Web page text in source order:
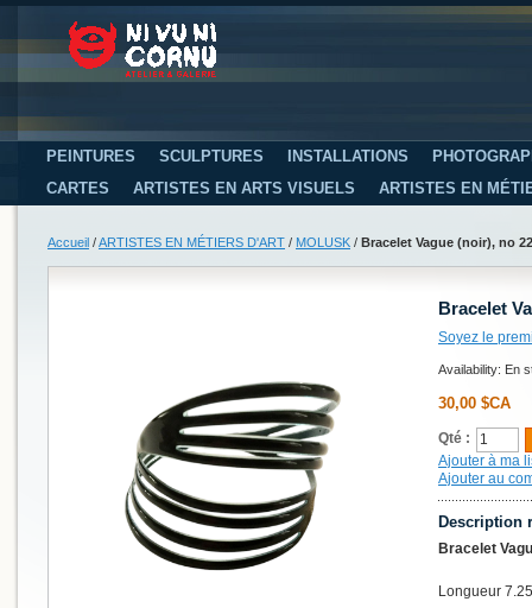
PEINTURES SCULPTURES INSTALLATIONS
CARTES
ARTISTES EN ARTS VISUELS ARTISTES EN
Accueil /ARTISTES EN MÉTIERS D'ART / MOLUSK / Bracelet Vague (noir), no
Bracelet
Soyez le
Availability: En
30,00 $CA
Qté :
Ajouter à ma
Ajouter au
Description
Bracelet
Longueur